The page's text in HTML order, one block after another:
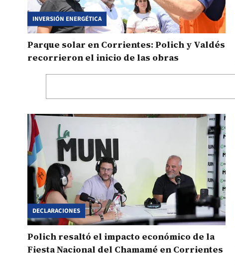
INVERSIÓN ENERGÉTICA
Parque solar en Corrientes: Polich y Valdés
recorrieron el inicio de las obras
DECLARACIONES
Polich resaltó el impacto económico de la
Fiesta Nacional del Chamamé en Corrientes